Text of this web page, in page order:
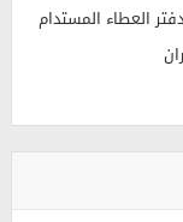
العطاء المستدام